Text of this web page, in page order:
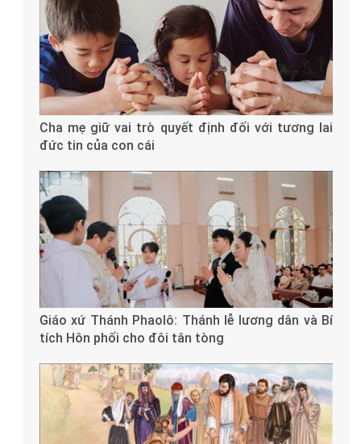
Cha mẹ giữ vai trò quyết định đối với tương lai
đức tin của con cái
Giáo xứ Thánh Phaolô: Thánh lễ lương dân và Bí
tích Hôn phối cho đôi tân tòng